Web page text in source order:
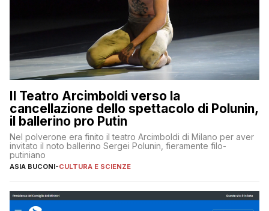
Il Teatro Arcimboldi verso la
cancellazione dello spettacolo di Polunin,
il ballerino pro Putin
Nel polverone era finito il teatro Arcimboldi di Milano per aver
invitato il noto ballerino Sergei Polunin, fieramente filo-
putiniano
ASIA BUCONI-CULTURA E SCIENZE